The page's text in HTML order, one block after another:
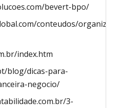
bevert-bpo/
conteudos/
index.htm
blog/dicas-para-
negocio/
3-